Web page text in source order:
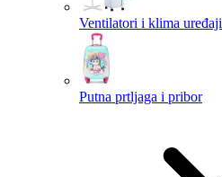
Ventilatori i klima uređaji
Putna prtljaga i pribor